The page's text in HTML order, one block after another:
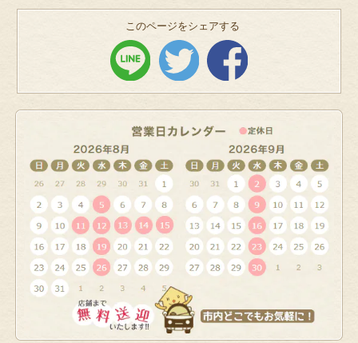
このページをシェアする